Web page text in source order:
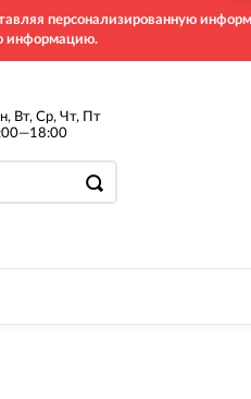
персонализированную
информацию.
Вт, Ср, Чт, Пт